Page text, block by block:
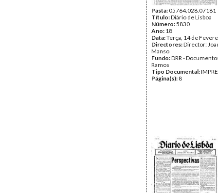
Pasta:05764.028.07181
Título:Diário de Lisboa
Número:5830
Ano: 18
Data:Terça, 14 de
Directores:Director:
Manso
Fundo:DRR -
Ramos
Tipo Documental:
Página(s): 8